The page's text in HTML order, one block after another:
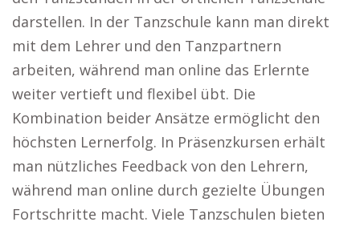
darstellen. In der Tanzschule kann man direkt
mit dem Lehrer und den Tanzpartnern
arbeiten, während man online das Erlernte
weiter vertieft und flexibel übt. Die
Kombination beider Ansätze ermöglicht den
höchsten Lernerfolg. In Präsenzkursen erhält
man nützliches Feedback von den Lehrern,
während man online durch gezielte Übungen
Fortschritte macht. Viele Tanzschulen bieten